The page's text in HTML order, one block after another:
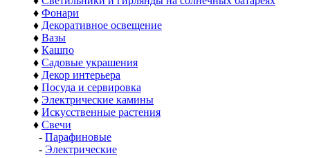
♦ Фонари
♦ Декоративное освещение
♦ Вазы
♦ Кашпо
♦ Садовые украшения
♦ Декор интерьера
♦ Посуда и сервировка
♦ Электрические камины
♦ Искусственные растения
♦ Свечи
- Парафиновые
- Электрические